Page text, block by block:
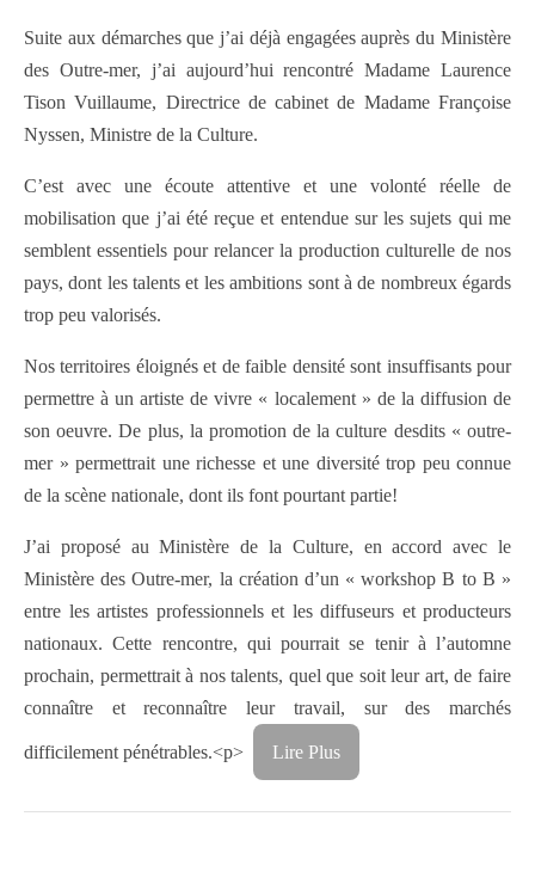
Suite aux démarches que j’ai déjà engagées auprès du Ministère
des Outre-mer, j’ai aujourd’hui rencontré Madame Laurence
Tison Vuillaume, Directrice de cabinet de Madame Françoise
Nyssen, Ministre de la Culture.
C’est avec une écoute attentive et une volonté réelle de
mobilisation que j’ai été reçue et entendue sur les sujets qui me
semblent essentiels pour relancer la production culturelle de nos
pays, dont les talents et les ambitions sont à de nombreux égards
trop peu valorisés.
Nos territoires éloignés et de faible densité sont insuffisants pour
permettre à un artiste de vivre « localement » de la diffusion de
son oeuvre. De plus, la promotion de la culture desdits « outre-
mer » permettrait une richesse et une diversité trop peu connue
de la scène nationale, dont ils font pourtant partie!
J’ai proposé au Ministère de la Culture, en accord avec le
Ministère des Outre-mer, la création d’un « workshop B to B »
entre les artistes professionnels et les diffuseurs et producteurs
nationaux. Cette rencontre, qui pourrait se tenir à l’automne
prochain, permettrait à nos talents, quel que soit leur art, de faire
connaître et reconnaître leur travail, sur des marchés
difficilement pénétrables.<p> Lire Plus